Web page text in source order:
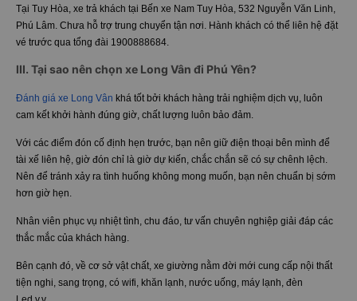
Thạnh. Chưa hỗ trợ trung chuyển tại Sài Gòn. Hành khách cần có mặt tại
văn phòng trước 30ph giờ xe xuất bến. Có hỗ trợ đón khách tại một số
điểm cố định trên đường xe đi với khách hẹn trước.
Tại Tuy Hòa, xe trả khách tại Bến xe Nam Tuy Hòa, 532 Nguyễn Văn Linh,
vé trước qua tổng đài 1900888684.
Đánh giá xe Long Vânkhá tốt bởi khách hàng trải nghiệm dịch vụ, luôn
cam kết khởi hành đúng giờ, chất lượng luôn bảo đảm.
Với các điểm đón cố định hẹn trước, bạn nên giữ điện thoại bên mình để
tài xế liên hệ, giờ đón chỉ là giờ dự kiến, chắc chắn sẽ có sự chênh lệch.
Nên để tránh xảy ra tình huống không mong muốn, bạn nên chuẩn bị sớm
Nhân viên phục vụ nhiệt tình, chu đáo, tư vấn chuyên nghiệp giải đáp các
thắc mắc của khách hàng.